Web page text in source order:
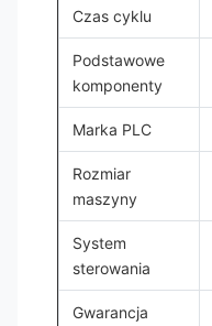
Czas cyklu
Podstawowe
komponenty
Marka PLC
Rozmiar
maszyny
System
sterowania
Gwarancja